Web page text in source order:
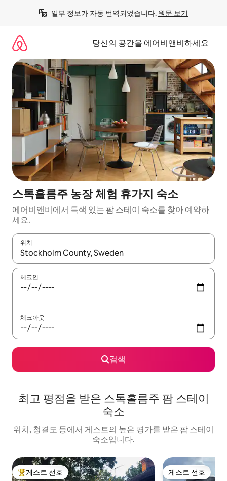
일부 정보가 자동 번역되었습니다. 원문 보기
당신의 공간을 에어비앤비하세요
스톡홀름주 농장 체험 휴가지 숙소
에어비앤비에서 특색 있는 팜 스테이 숙소를 찾아 예약하
세요.
위치
결과가 나오면 위·아래 화살표 키를 사용하거나 터치 또는 스와이
체크인
체크아웃
검색
최고 평점을 받은 스톡홀름주 팜 스테이
숙소
위치, 청결도 등에서 게스트의 높은 평가를 받은 팜 스테이
숙소입니다.
상위 게스트 선호
게스트 선호 게스트 선호
게스트 선호